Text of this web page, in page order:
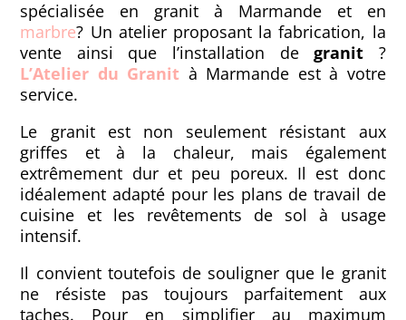
spécialisée en granit à Marmande et en
marbre? Un atelier proposant la fabrication, la
vente ainsi que l’installation degranit ?
L’Atelier du Granit à Marmande est à votre
service.
Le granit est non seulement résistant aux
griffes et à la chaleur, mais également
extrêmement dur et peu poreux. Il est donc
idéalement adapté pour les plans de travail de
cuisine et les revêtements de sol à usage
intensif.
Il convient toutefois de souligner que le granit
ne résiste pas toujours parfaitement aux
taches. Pour en simplifier au maximum